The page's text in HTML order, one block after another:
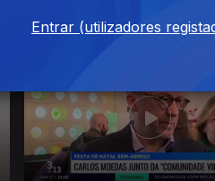
Entrar (utilizadores